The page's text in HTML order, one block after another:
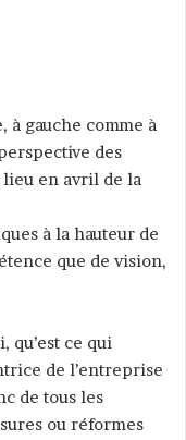
à gauche comme à
des
en avril de la
à la hauteur de
que de vision,
qu’est ce qui
de l’entreprise
de tous les
ou réformes